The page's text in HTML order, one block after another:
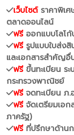
เว็บไซต์ราคาพิเศ
ตลาดออนไลน์
ฟรีออกแบบโลโก้
ฟรีรูปแบบใบส่งสิ
และเอกสารสำคัญอื่
ฟรีขึ้นทะเบียน ระ
กระทรวงพาณิชย์
ฟรีจดทะเบียน ภ.
ฟรีจัดเตรียมเอก
ภาครัฐ)
ฟรีที่ปรึกษาด้านก